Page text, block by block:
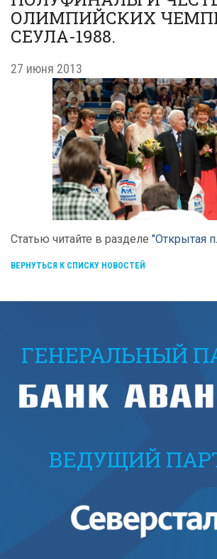
ОЛИМПИЙСКИХ
СЕУЛА-1988.
27 июня 2013
Статью читайте в разделе "Открытая
ВЕРНУТЬСЯ К СПИСКУ НОВОСТЕЙ
ГЕНЕРАЛЬНЫЙ
ВЕДУЩИЙ